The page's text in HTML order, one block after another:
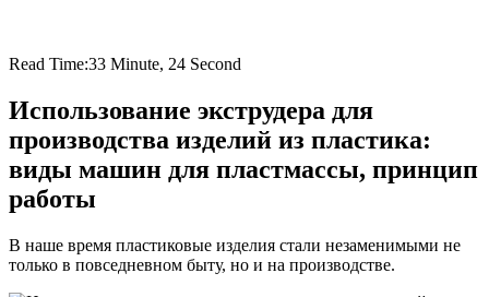
Read Time:33 Minute, 24 Second
Использование экструдера для
производства изделий из пластика:
виды машин для пластмассы, принцип
работы
В наше время пластиковые изделия стали незаменимыми не
только в повседневном быту, но и на производстве.